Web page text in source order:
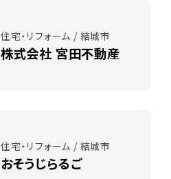
住宅・リフォーム / 結城市
株式会社 宮田不動産
住宅・リフォーム / 結城市
おそうじらるご